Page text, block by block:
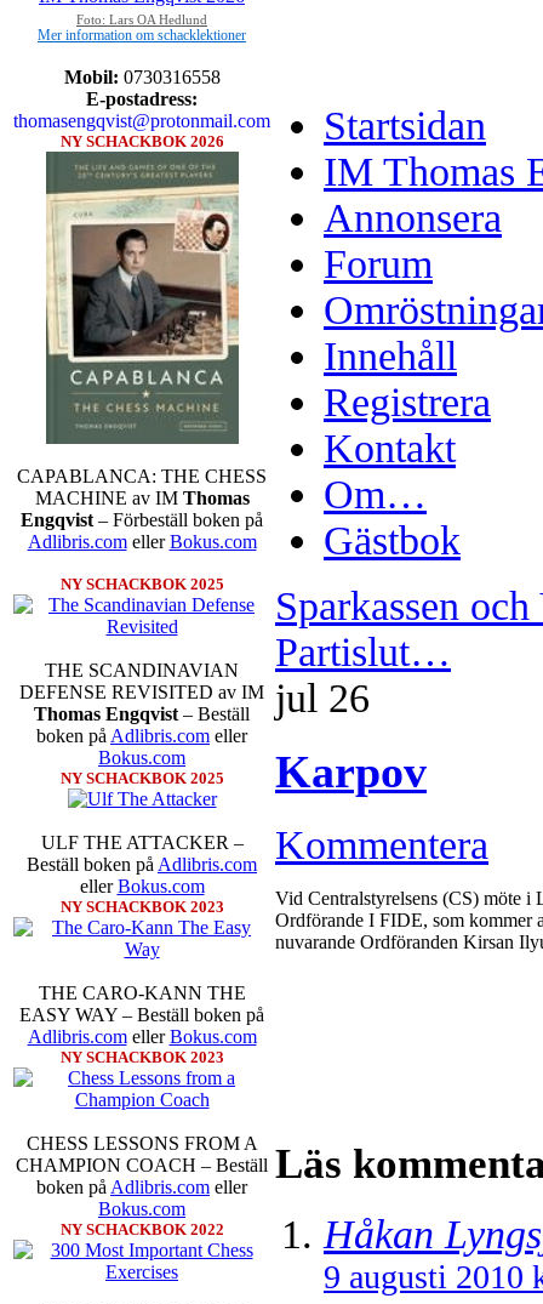
Foto: Lars OA Hedlund
Mer information om schacklektioner
Mobil: 0730316558
E-postadress:
thomasengqvist@protonmail.com
NY SCHACKBOK 2026
CAPABLANCA: THE CHESS
MACHINE av IM Thomas
Engqvist – Förbeställ boken på
Adlibris.comellerBokus.com
NY SCHACKBOK 2025
THE SCANDINAVIAN
DEFENSE REVISITED av IM
Thomas Engqvist – Beställ
boken på Adlibris.com eller
Bokus.com
NY SCHACKBOK 2025
ULF THE ATTACKER –
Beställ boken på Adlibris.com
ellerBokus.com
NY SCHACKBOK 2023
THE CARO-KANN THE
EASY WAY – Beställ boken på
Adlibris.comellerBokus.com
NY SCHACKBOK 2023
CHESS LESSONS FROM A
CHAMPION COACH – Beställ
boken på Adlibris.com eller
Bokus.com
NY SCHACKBOK 2022
Startsidan
IM Thomas
Annonsera
Forum
Innehåll
Registrera
Kontakt
Om…
Gästbok
Sparkassen
Partislut…
jul 26
Karpov
Kommentera
Vid Centralstyrelsens (CS) möte
Ordförande I FIDE, som kommer
nuvarande Ordföranden Kirsan
Läs
Håkan
9 augusti 2010